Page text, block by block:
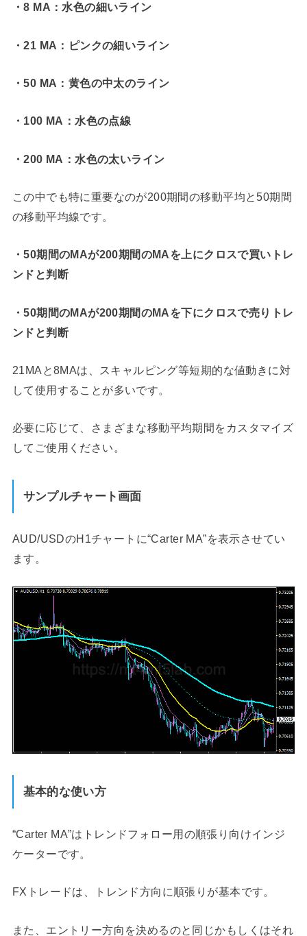
・8 MA：水色の細いライン
・21 MA：ピンクの細いライン
・50 MA：黄色の中太のライン
・100 MA：水色の点線
・200 MA：水色の太いライン
この中でも特に重要なのが200期間の移動平均と50期間
の移動平均線です。
・50期間のMAが200期間のMAを上にクロスで買いトレ
ンドと判断
・50期間のMAが200期間のMAを下にクロスで売りトレ
ンドと判断
21MAと8MAは、スキャルピング等短期的な値動きに対
して使用することが多いです。
必要に応じて、さまざまな移動平均期間をカスタマイズ
してご使用ください。
サンプルチャート画面
AUD/USDのH1チャートに“Carter MA”を表示させてい
ます。
基本的な使い方
“Carter MA”はトレンドフォロー用の順張り向けインジ
ケーターです。
FXトレードは、トレンド方向に順張りが基本です。
また、エントリー方向を決めるのと同じかもしくはそれ